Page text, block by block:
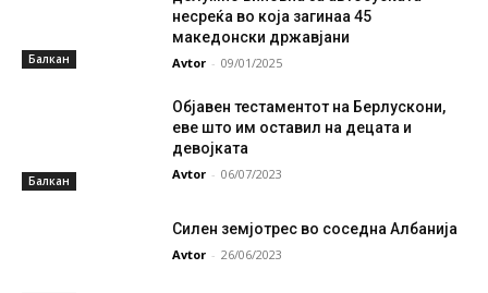
Балкан
несреќа во која загинаа 45
македонски државјани
Avtor - 09/01/2025
Балкан
Објавен тестаментот на Берлускони,
еве што им оставил на децата и
девојката
Avtor - 06/07/2023
Силен земјотрес во соседна Албанија
Avtor - 26/06/2023